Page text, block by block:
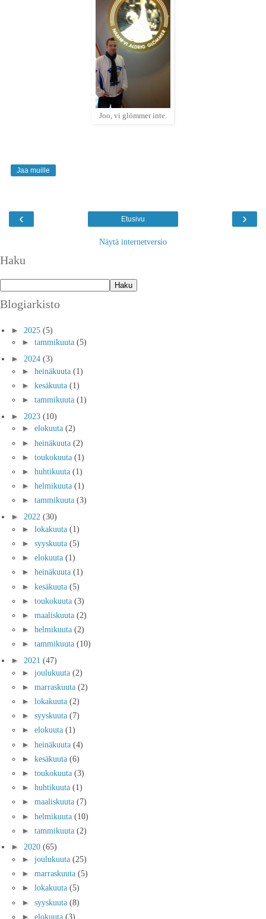
Joo, vi glömmer inte.
Jaa muille
‹ ›
Etusivu
Näytä internetversio
Haku
Blogiarkisto
► 2025 (5)
► tammikuuta (5)
► 2024 (3)
► heinäkuuta (1)
► kesäkuuta (1)
► tammikuuta (1)
► 2023 (10)
► elokuuta (2)
► heinäkuuta (2)
► toukokuuta (1)
► huhtikuuta (1)
► helmikuuta (1)
► tammikuuta (3)
► 2022 (30)
► lokakuuta (1)
► syyskuuta (5)
► elokuuta (1)
► heinäkuuta (1)
► kesäkuuta (5)
► toukokuuta (3)
► maaliskuuta (2)
► helmikuuta (2)
► tammikuuta (10)
► 2021 (47)
► joulukuuta (2)
► marraskuuta (2)
► lokakuuta (2)
► syyskuuta (7)
► elokuuta (1)
► heinäkuuta (4)
► kesäkuuta (6)
► toukokuuta (3)
► huhtikuuta (1)
► maaliskuuta (7)
► helmikuuta (10)
► tammikuuta (2)
► 2020 (65)
► joulukuuta (25)
► marraskuuta (5)
► lokakuuta (5)
► syyskuuta (8)
► elokuuta (3)